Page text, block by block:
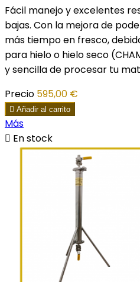
Fácil manejo y excelentes
bajas. Con la mejora de
más tiempo en fresco,
para hielo o hielo seco
y sencilla de procesar tu
Precio 595,00 €
 Añadir al carrito
Más
 En stock